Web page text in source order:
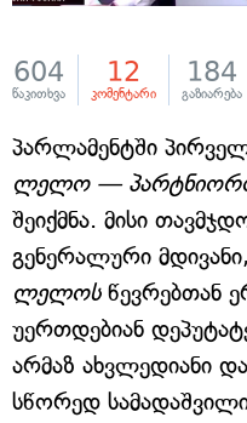
604
წაკითხვა
12
კომენტარი
184
გაზიარება
პარლამენტში
ლელო —
შეიქმნა. მისი
გენერალური
ლელოსწევრებთან
უერთდებიან
არმაზ ახვლედიანი
სწორედ